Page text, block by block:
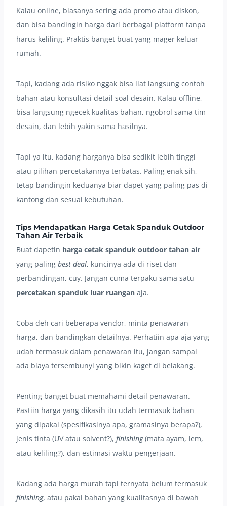
Kalau online, biasanya sering ada promo atau diskon,
dan bisa bandingin harga dari berbagai platform tanpa
harus keliling. Praktis banget buat yang mager keluar
rumah.
Tapi, kadang ada risiko nggak bisa liat langsung contoh
bahan atau konsultasi detail soal desain. Kalau offline,
bisa langsung ngecek kualitas bahan, ngobrol sama tim
desain, dan lebih yakin sama hasilnya.
Tapi ya itu, kadang harganya bisa sedikit lebih tinggi
atau pilihan percetakannya terbatas. Paling enak sih,
tetap bandingin keduanya biar dapet yang paling pas di
kantong dan sesuai kebutuhan.
Tips Mendapatkan Harga Cetak Spanduk Outdoor
Tahan Air Terbaik
Buat dapetin harga cetak spanduk outdoor tahan air
yang paling best deal, kuncinya ada di riset dan
perbandingan, cuy. Jangan cuma terpaku sama satu
percetakan spanduk luar ruangan aja.
Coba deh cari beberapa vendor, minta penawaran
harga, dan bandingkan detailnya. Perhatiin apa aja yang
udah termasuk dalam penawaran itu, jangan sampai
ada biaya tersembunyi yang bikin kaget di belakang.
Penting banget buat memahami detail penawaran.
Pastiin harga yang dikasih itu udah termasuk bahan
yang dipakai (spesifikasinya apa, gramasinya berapa?),
jenis tinta (UV atau solvent?), finishing(mata ayam, lem,
atau keliling?), dan estimasi waktu pengerjaan.
Kadang ada harga murah tapi ternyata belum termasuk
finishing, atau pakai bahan yang kualitasnya di bawah